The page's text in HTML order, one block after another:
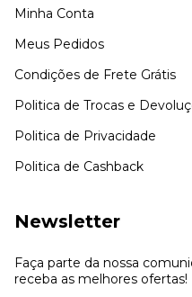
Minha Conta
Meus Pedidos
Condições de Frete Grátis
Politica de Trocas e
Politica de Privacidade
Politica de Cashback
Newsletter
Faça parte da nossa
receba as melhores ofertas!